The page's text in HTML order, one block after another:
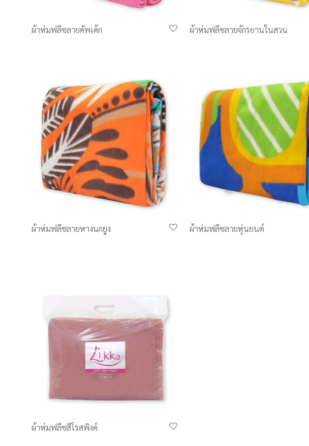
ผ้าห่มฟลีซลายคัพเค้ก ผ้าห่มฟลีซลายจักรยานในสวน
ผ้าห่มฟลีซลายหางนกยูง ผ้าห่มฟลีซลายหุ่นยนต์
ผ้าห่มฟลีซสีโรสพิงค์